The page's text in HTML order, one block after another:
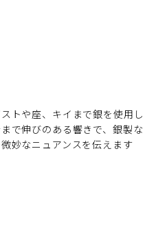
トや座、キイまで銀を使用し
で伸びのある響きで、銀製な
妙なニュアンスを伝えます